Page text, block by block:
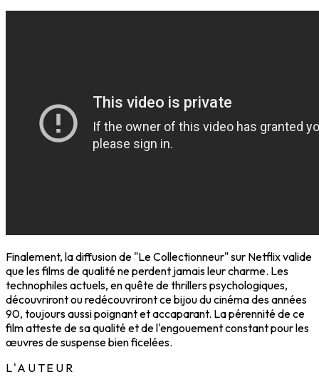
Finalement, la diffusion de "Le Collectionneur" sur Netflix valide
que les films de qualité ne perdent jamais leur charme. Les
technophiles actuels, en quête de thrillers psychologiques,
découvriront ou redécouvriront ce bijou du cinéma des années
90, toujours aussi poignant et accaparant. La pérennité de ce
film atteste de sa qualité et de l'engouement constant pour les
œuvres de suspense bien ficelées.
L'AUTEUR